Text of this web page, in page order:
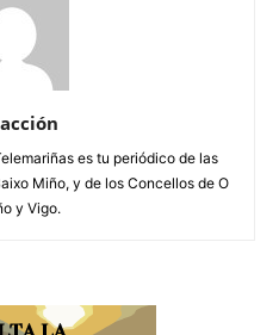
es tu periódico de las
Miño, y de los Concellos de O
y Vigo.